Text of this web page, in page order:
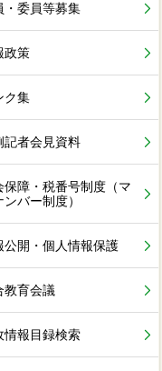
・委員等募集
政策
ク集
記者会見資料
保障・税番号制度（マ
ンバー制度）
公開・個人情報保護
教育会議
情報目録検索